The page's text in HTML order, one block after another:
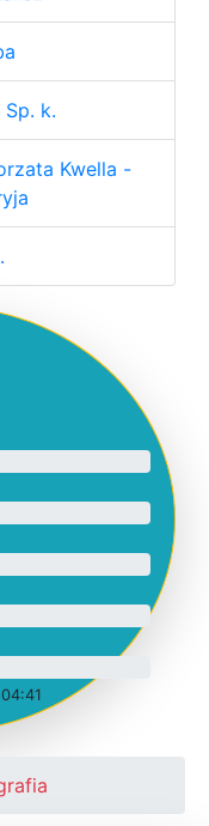
Sp. k.
Kwella -